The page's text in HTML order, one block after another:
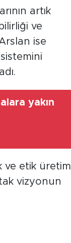
artık
ve
ise
yakın
ve etik üretim
vizyonun